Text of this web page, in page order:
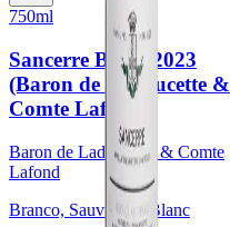
750ml
Sancerre Blanc 2023
(Baron de Ladoucette &
Comte Lafond)
Baron de Ladoucette & Comte
Lafond
Branco, Sauvignon Blanc